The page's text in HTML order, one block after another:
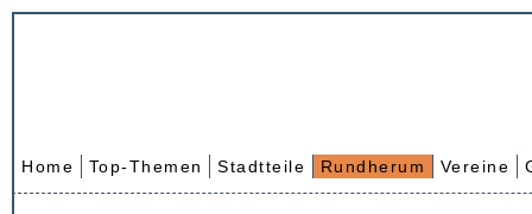
Home Top-Themen Stadtteile Rundherum Vereine